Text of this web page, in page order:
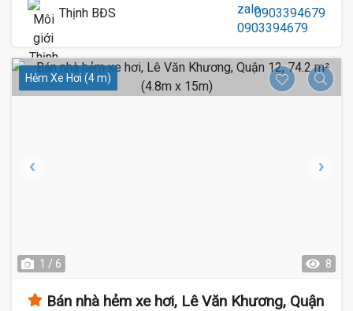
Thịnh BĐS 0903394679
Hẻm Xe Hơi (4 m)
1 / 6 8
Bán nhà hẻm xe hơi, Lê Văn Khương, Quận